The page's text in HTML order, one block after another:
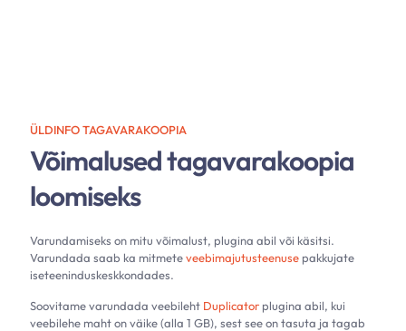
ÜLDINFO TAGAVARAKOOPIA
Võimalused tagavarakoopia
loomiseks
Varundamiseks on mitu võimalust, plugina abil või käsitsi.
Varundada saab ka mitmeteveebimajutusteenuse pakkujate
iseteeninduskeskkondades.
Soovitame varundada veebileht Duplicator plugina abil, kui
veebilehe maht on väike (alla 1 GB), sest see on tasuta ja tagab